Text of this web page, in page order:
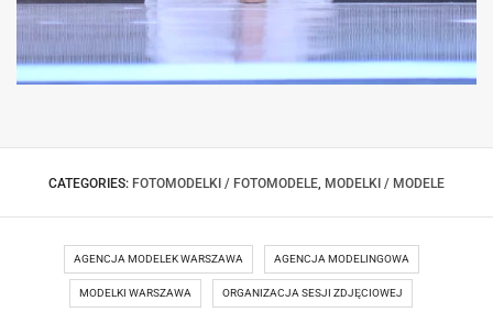
POKAZ MODY ŚLUBNEJ PODCZAS TARGÓW
CATEGORIES: FOTOMODELKI / FOTOMODELE MODELKI / MODELE
AGENCJA MODELEK WARSZAWA AGENCJA MODELINGOWA
MODELKI WARSZAWA ORGANIZACJA SESJI ZDJĘCIOWEJ